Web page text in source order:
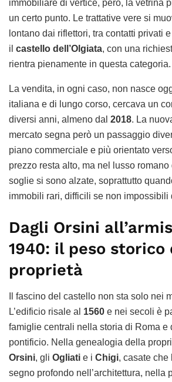
immobiliare di vertice, però, la vetrina
un certo punto. Le trattative vere si
lontano dai riflettori, tra contatti privati
il castello dell’Olgiata, con una
rientra pienamente in questa categoria.
La vendita, in ogni caso, non nasce
italiana e di lungo corso, cercava un
diversi anni, almeno dal 2018. La
mercato segna però un passaggio
piano commerciale e più orientato
prezzo resta alto, ma nel lusso
soglie si sono alzate, soprattutto
immobili rari, difficili se non impossibili
Dagli Orsini
1940: il peso storico
proprietà
Il fascino del castello non sta solo nei
L’edificio risale al 1560 e nei secoli è
famiglie centrali nella storia di Roma e
pontificio. Nella genealogia della
Orsini, gli Ogliati e i Chigi, casate che
segno profondo nell’architettura, nella